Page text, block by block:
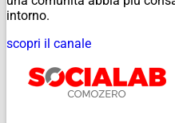
intorno.
scopri il canale